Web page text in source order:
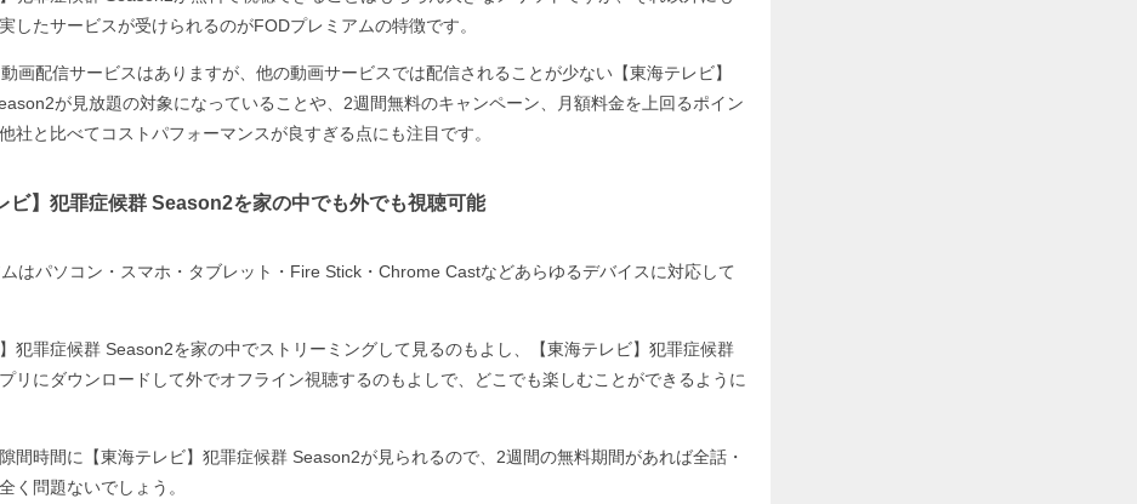
したサービスが受けられるのがFODプレミアムの特徴です。
画配信サービスはありますが、他の動画サービスでは配信されることが少ない【東海テレビ】
が見放題の対象になっていることや、2週間無料のキャンペーン、月額料金を上回るポイン
社と比べてコストパフォーマンスが良すぎる点にも注目です。
ビ】犯罪症候群 Season2を家の中でも外でも視聴可能
はパソコン・スマホ・タブレット・Fire Stick・Chrome Castなどあらゆるデバイスに対応して
】犯罪症候群 Season2を家の中でストリーミングして見るのもよし、【東海テレビ】犯罪症候群
リにダウンロードして外でオフライン視聴するのもよしで、どこでも楽しむことができるように
間時間に【東海テレビ】犯罪症候群 Season2が見られるので、2週間の無料期間があれば全話・
く問題ないでしょう。